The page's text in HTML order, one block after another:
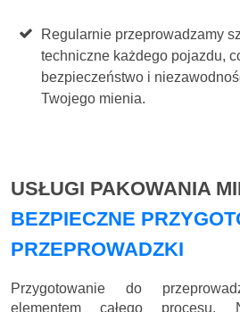
Regularnie przeprowadzamy
techniczne każdego pojazdu,
bezpieczeństwo i
Twojego mienia.
USŁUGI PAKOWANIA
BEZPIECZNE
PRZEPROWADZKI
Przygotowanie do
elementem całego procesu.